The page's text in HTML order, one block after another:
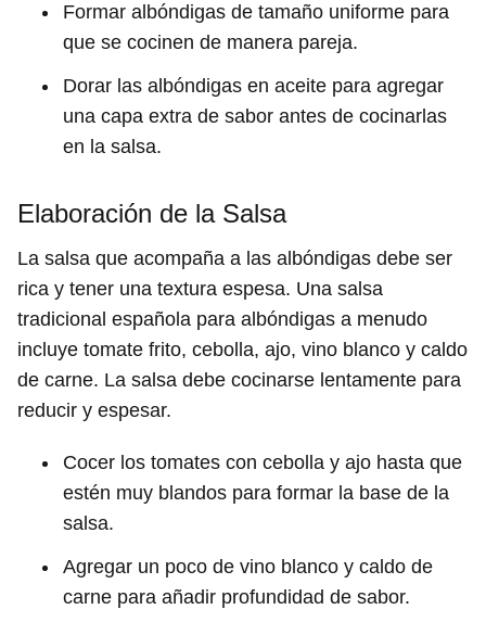
Formar albóndigas de tamaño uniforme para
que se cocinen de manera pareja.
Dorar las albóndigas en aceite para agregar
una capa extra de sabor antes de cocinarlas
en la salsa.
Elaboración de la Salsa
La salsa que acompaña a las albóndigas debe ser
rica y tener una textura espesa. Una salsa
tradicional española para albóndigas a menudo
incluye tomate frito, cebolla, ajo, vino blanco y caldo
de carne. La salsa debe cocinarse lentamente para
reducir y espesar.
Cocer los tomates con cebolla y ajo hasta que
estén muy blandos para formar la base de la
salsa.
Agregar un poco de vino blanco y caldo de
carne para añadir profundidad de sabor.